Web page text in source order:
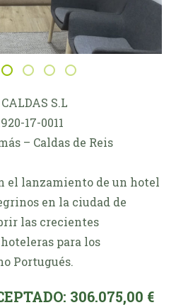
S.L
17-0011
– Caldas de Reis
el lanzamiento de un hotel
en la ciudad de
las crecientes
para los
Portugués.
306.075,00 €